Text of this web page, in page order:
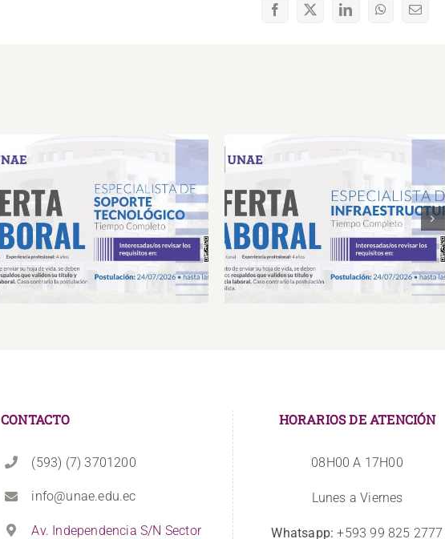
Facebook
X LinkedInWhatsAppCorreo
Oferta Laboral Especialista de
Soporte Tecnológico
Oferta Laboral Especialista de
Infraestructura
CONTACTO
(593) (7) 3701200
info@unae.edu.ec
Av. Independencia S/N Sector
HORARIOS DE ATENCIÓN
08H00 A 17H00
Lunes a Viernes
Whatsapp: +593 99 825 2777